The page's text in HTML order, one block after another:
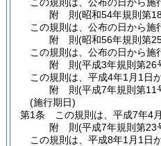
附 則(昭和54年規則第
この規則は、公布の日から施
附 則(昭和56年規則第
この規則は、公布の日から施
附 則(平成3年規則第26
この規則は、平成4年1月1日
附 則(平成7年規則第11
(施行期日)
第1条
この規則は、平成7年4
附 則(平成7年規則第23
この規則は、平成8年1月1日